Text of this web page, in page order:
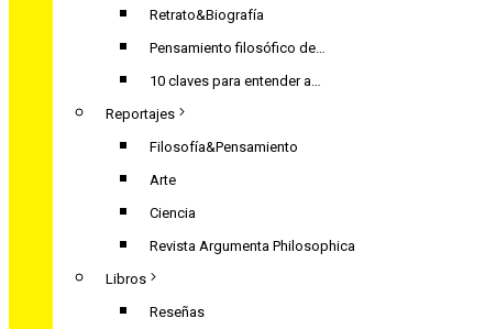
Retrato&Biografía
Pensamiento filosófico de…
10 claves para entender a…
Reportajes
Filosofía&Pensamiento
Arte
Ciencia
Revista Argumenta Philosophica
Libros
Reseñas